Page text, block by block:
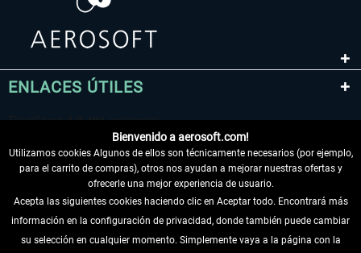
ENLACES ÚTILES
DESISTIR DEL CONTRATO
Bienvenido a aerosoft.com!
Utilizamos cookies Algunos de ellos son técnicamente necesarios (por ejemplo,
para el carrito de compras), otros nos ayudan a mejorar nuestras ofertas y
ofrecerle una mejor experiencia de usuario.
Acepta las siguientes cookies haciendo clic en Aceptar todo. Encontrará más
información en la configuración de privacidad, donde también puede cambiar
su selección en cualquier momento. Simplemente vaya a la página con la